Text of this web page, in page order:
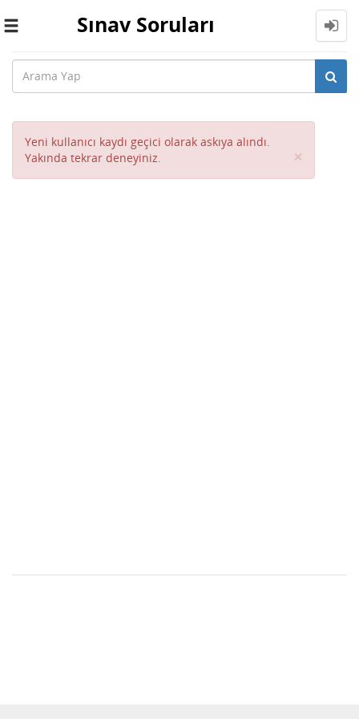
Toggle
Sınav Soruları
Yeni kullanıcı kaydı geçici olarak askıya alındı.
Yakında tekrar deneyiniz.
×